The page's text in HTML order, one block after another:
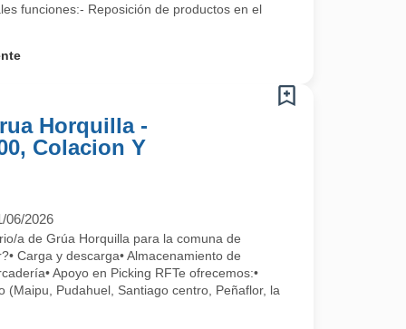
funciones:- Reposición de productos en el
Horquilla -
Colacion Y
06/2026
a de Grúa Horquilla para la comuna de
Carga y descarga• Almacenamiento de
Apoyo en Picking RFTe ofrecemos:•
(Maipu, Pudahuel, Santiago centro, Peñaflor, la